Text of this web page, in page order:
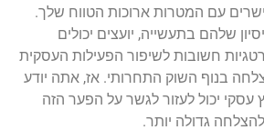
עם המטרות ארוכות הטווח שלך.
שלהם בתעשייה, יועצים יכולים
חשובות לשיפור הפעילות העסקית
בנוף השוק התחרותי. אז, אתה יודע
עסקי יכול לעזור לגשר על הפער הזה
גדולה יותר.